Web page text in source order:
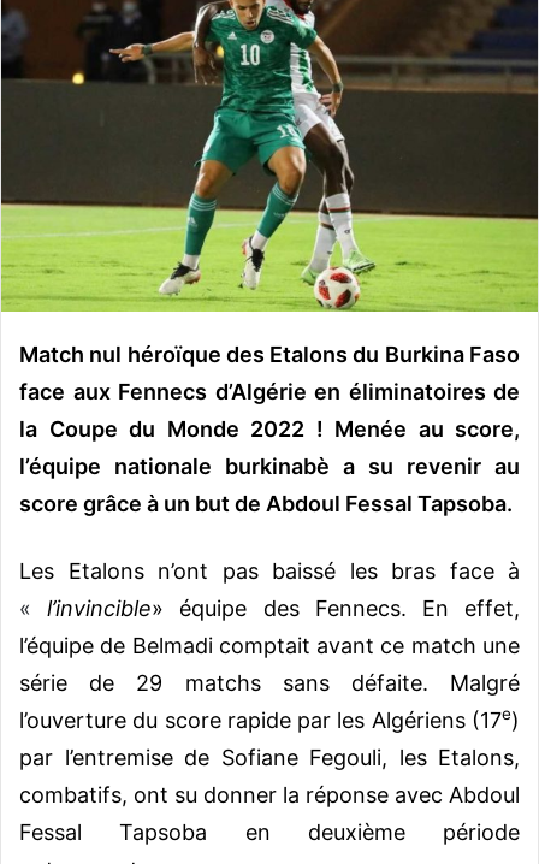
e
r
i
l
Match nul héroïque des Etalons du Burkina Faso
face aux Fennecs d’Algérie en éliminatoires de
la Coupe du Monde 2022 ! Menée au score,
l’équipe nationale burkinabè a su revenir au
score grâce à un but de Abdoul Fessal Tapsoba.
Les Etalons n’ont pas baissé les bras face à
«l’invincible» équipe des Fennecs. En effet,
l’équipe de Belmadi comptait avant ce match une
série de 29 matchs sans défaite. Malgré
l’ouverture du score rapide par les Algériens (17e)
par l’entremise de Sofiane Fegouli, les Etalons,
combatifs, ont su donner la réponse avec Abdoul
Fessal Tapsoba en deuxième période